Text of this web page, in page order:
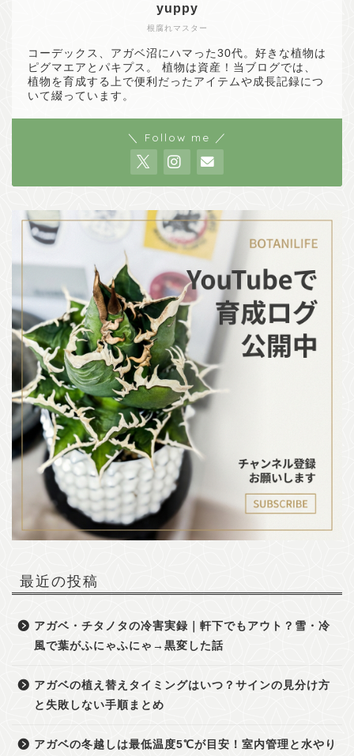
根腐れマスター
yuppy
コーデックス、アガベ沼にハマった30代。好きな植物は
ピグマエアとパキプス。 植物は資産！当ブログでは、
植物を育成する上で便利だったアイテムや成長記録につ
いて綴っています。
＼ Follow me ／
最近の投稿
アガベ・チタノタの冷害実録｜軒下でもアウト？雪・冷
風で葉がふにゃふにゃ→黒変した話
アガベの植え替えタイミングはいつ？サインの見分け方
と失敗しない手順まとめ
アガベの冬越しは最低温度5℃が目安！室内管理と水やり